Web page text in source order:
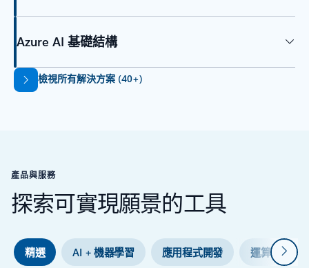
Azure AI 基礎結構
返回索引標籤
檢視所有解決方案 (40+)
產品與服務
探索可實現願景的工具
精選 AI + 機器學習 應用程式開發 運算 下一